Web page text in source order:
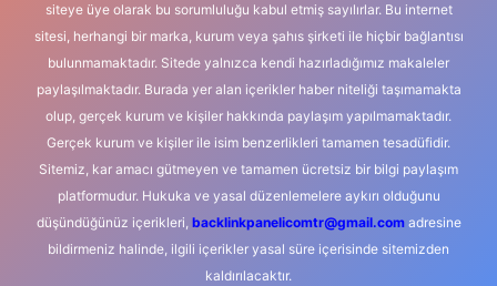
siteye üye olarak bu sorumluluğu kabul etmiş sayılırlar. Bu internet
sitesi, herhangi bir marka, kurum veya şahıs şirketi ile hiçbir bağlantısı
bulunmamaktadır. Sitede yalnızca kendi hazırladığımız makaleler
paylaşılmaktadır. Burada yer alan içerikler haber niteliği taşımamakta
olup, gerçek kurum ve kişiler hakkında paylaşım yapılmamaktadır.
Gerçek kurum ve kişiler ile isim benzerlikleri tamamen tesadüfidir.
Sitemiz, kar amacı gütmeyen ve tamamen ücretsiz bir bilgi paylaşım
platformudur. Hukuka ve yasal düzenlemelere aykırı olduğunu
düşündüğünüz içerikleri, backlinkpanelicomtr@gmail.comadresine
bildirmeniz halinde, ilgili içerikler yasal süre içerisinde sitemizden
kaldırılacaktır.